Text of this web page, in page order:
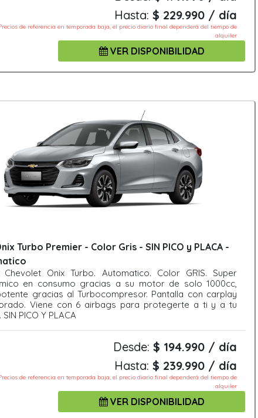
Hasta: $ 229.990 / día
de referencia en temporada baja, el precio diario final dependerá del tiempo de
alquiler
VER DISPONIBILIDAD
Turbo Premier - Color Gris - SIN PICO y PLACA -
Chevolet Onix Turbo. Automatico. Color GRIS. Super
en consumo gracias a su motor de solo 1000cc,
gracias al Turbocompresor. Pantalla con carplay
Viene con 6 airbags para protegerte a ti y a tu
PICO Y PLACA
Desde: $ 194.990 / día
Hasta: $ 239.990 / día
de referencia en temporada baja, el precio diario final dependerá del tiempo de
alquiler
VER DISPONIBILIDAD